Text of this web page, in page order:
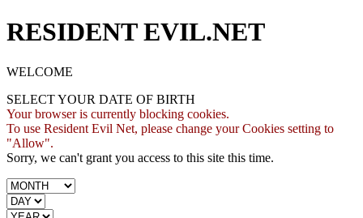
RESIDENT EVIL.NET
WELCOME
SELECT YOUR DATE OF BIRTH
Your browser is currently blocking cookies.
To use Resident Evil Net, please change your Cookies setting to
"Allow".
Sorry, we can't grant you access to this site this time.